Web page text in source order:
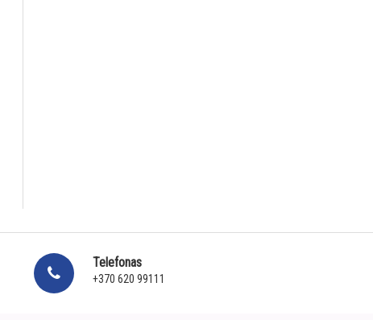
Telefonas
+370 620 99111